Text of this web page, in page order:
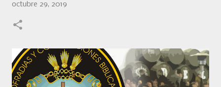
octubre 29, 2019